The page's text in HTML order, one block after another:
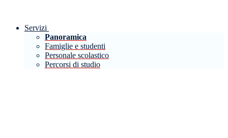
Servizi
Panoramica
Famiglie e studenti
Personale scolastico
Percorsi di studio